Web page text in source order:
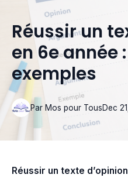
Réussir un
en 6e année
exemples
Dec
Par Mos pour Tous
Réussir un texte